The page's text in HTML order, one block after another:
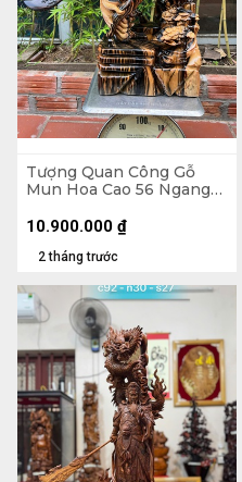
Tượng Quan Công Gỗ
Mun Hoa Cao 56 Ngang
2 tháng trước
10.900.000 ₫